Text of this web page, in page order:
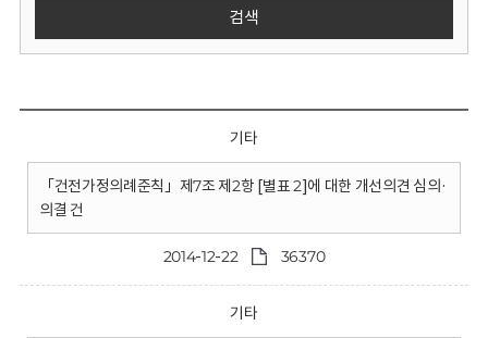
검색
기타
「건전가정의례준칙」제7조 제2항 [별표 2]에 대한 개선의견 심의·
의결 건
2014-12-22 36370
기타